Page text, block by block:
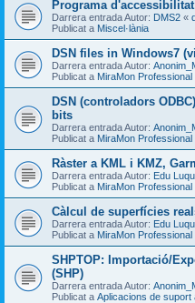
Programa
Darrera entrada Autor: DMS2 «
Publicat a Miscel·lània
DSN files in Windows7
Darrera entrada Autor:
Publicat a MiraMon
DSN (controladors
bits
Darrera entrada Autor:
Publicat a MiraMon
Ràster a KML i KMZ,
Darrera entrada Autor: Edu
Publicat a MiraMon
Càlcul de superfícies
Darrera entrada Autor: Edu
Publicat a MiraMon
SHPTOP: Importació/
(SHP)
Darrera entrada Autor:
Publicat a Aplicacions de suport